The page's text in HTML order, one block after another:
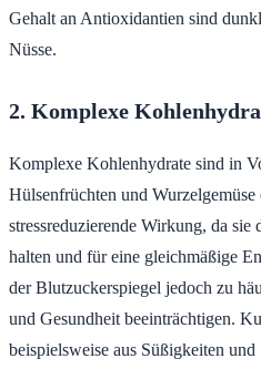
Gehalt an Antioxidantien sind
Nüsse.
2. Komplexe
Komplexe Kohlenhydrate sind in
Hülsenfrüchten und Wurzelgemüse
stressreduzierende Wirkung, da
halten und für eine gleichmäßige
der Blutzuckerspiegel jedoch zu
und Gesundheit beeinträchtigen.
beispielsweise aus Süßigkeiten